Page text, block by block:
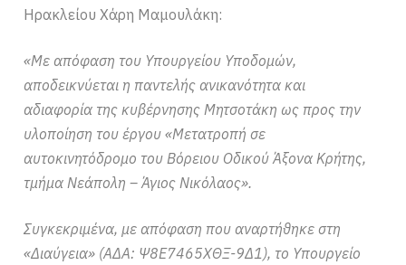
Ηρακλείου Χάρη Μαμουλάκη:
«Με απόφαση του Υπουργείου Υποδομών,
αποδεικνύεται η παντελής ανικανότητα και
αδιαφορία της κυβέρνησης Μητσοτάκη ως προς την
υλοποίηση του έργου «Μετατροπή σε
αυτοκινητόδρομο του Βόρειου Οδικού Άξονα Κρήτης,
τμήμα Νεάπολη – Άγιος Νικόλαος».
Συγκεκριμένα, με απόφαση που αναρτήθηκε στη
«Διαύγεια» (ΑΔΑ: Ψ8Ε7465ΧΘΞ-9Δ1), το Υπουργείο